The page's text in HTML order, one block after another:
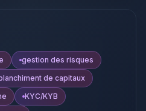
gestion des risques
de capitaux
KYC/KYB